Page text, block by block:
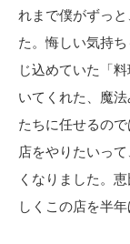
れまで僕がずっ
た。悔しい気持
じ込めていた「
いてくれた、魔
たちに任せるの
店をやりたいっ
くなりました。
しくこの店を半